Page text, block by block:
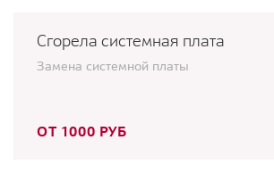
Сгорела системная плата
Замена системной платы
ОТ 1000 РУБ